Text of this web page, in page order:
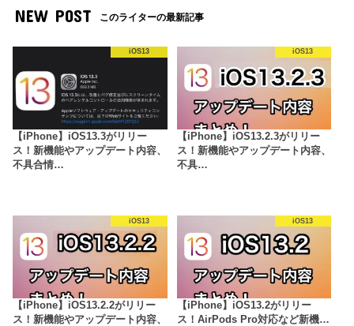
NEW POST このライターの最新記事
iOS13
【iPhone】iOS13.3がリリー
ス！新機能やアップデート内容、
不具合情…
iOS13
【iPhone】iOS13.2.3がリリー
ス！新機能やアップデート内容、
不具…
iOS13
【iPhone】iOS13.2.2がリリー
ス！新機能やアップデート内容、
iOS13
【iPhone】iOS13.2がリリー
ス！AirPods Pro対応など新機…